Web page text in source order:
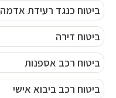
ביטוח כנגד רעידת אדמה
ביטוח דירה
ביטוח רכב אספנות
ביטוח רכב ביבוא אישי